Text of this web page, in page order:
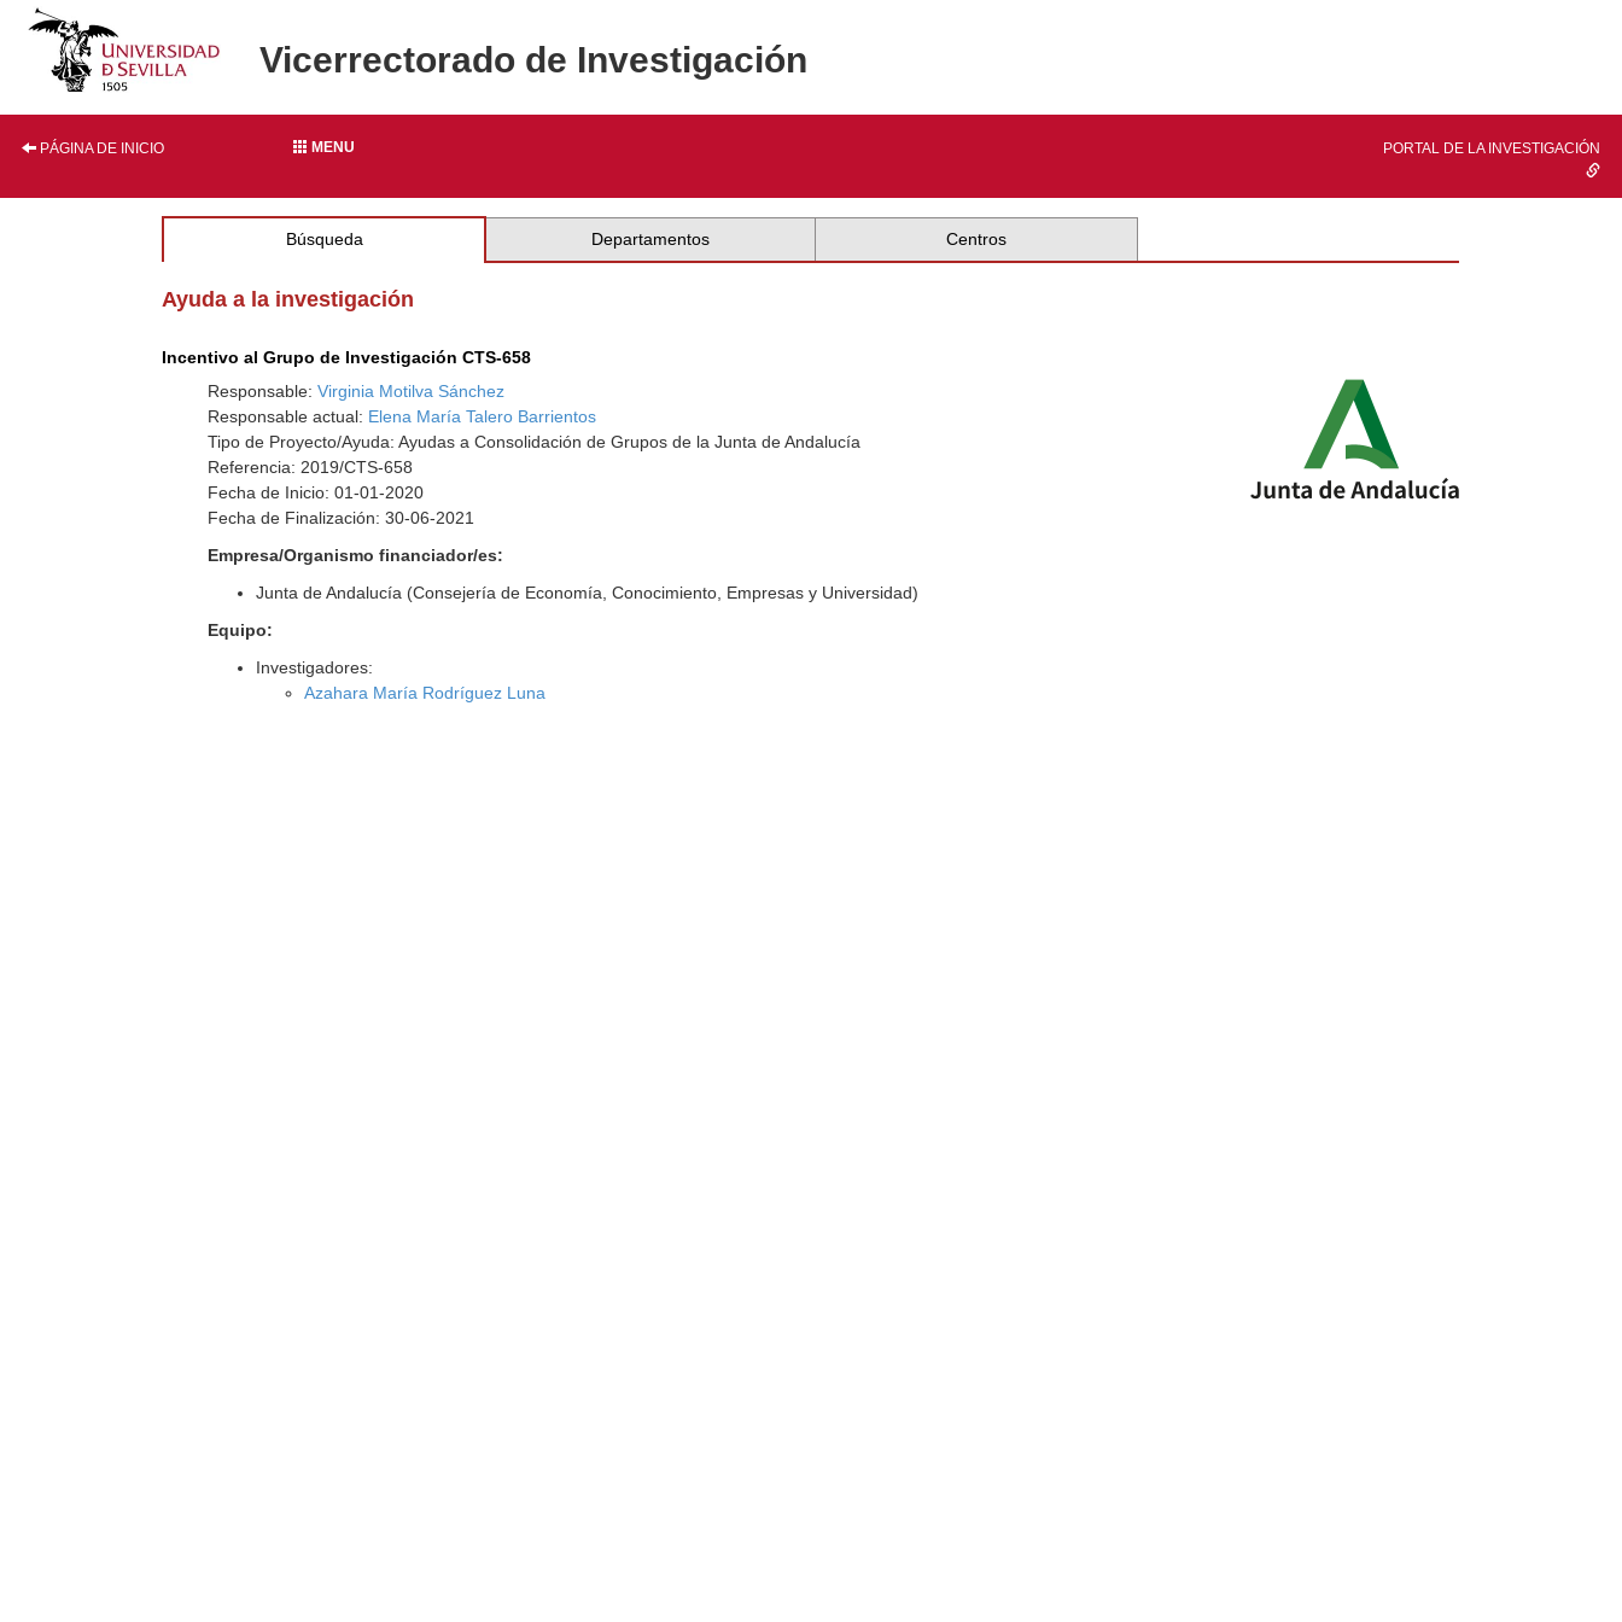
Vicerrectorado de Investigación
PÁGINA DE INICIO MENU PORTAL DE LA INVESTIGACIÓN
Búsqueda Departamentos Centros
Ayuda a la investigación
Incentivo al Grupo de Investigación CTS-658
Responsable:Virginia Motilva Sánchez
Responsable actual: Elena María Talero Barrientos
Tipo de Proyecto/Ayuda: Ayudas a Consolidación de Grupos de la Junta de Andalucía
Referencia: 2019/CTS-658
Fecha de Inicio: 01-01-2020
Fecha de Finalización: 30-06-2021
Empresa/Organismo financiador/es:
Junta de Andalucía (Consejería de Economía, Conocimiento, Empresas y Universidad)
Equipo:
Investigadores:
Azahara María Rodríguez Luna